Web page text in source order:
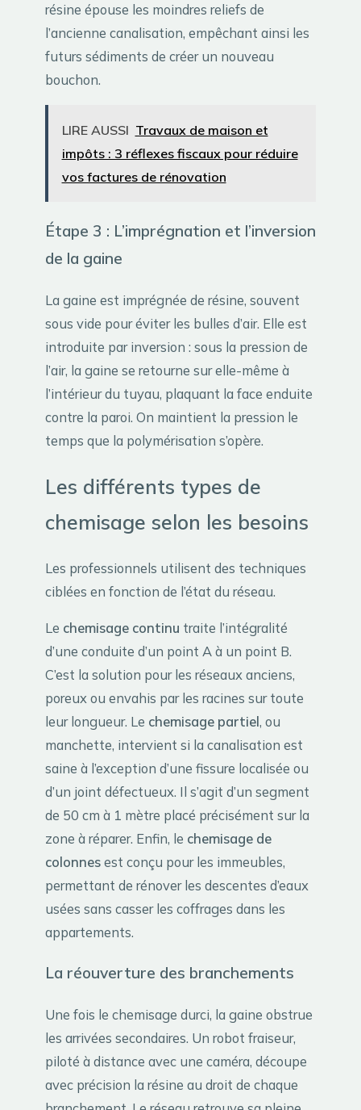
résine épouse les moindres reliefs de
l’ancienne canalisation, empêchant ainsi les
futurs sédiments de créer un nouveau
bouchon.
LIRE AUSSI Travaux de maison et
impôts : 3 réflexes fiscaux pour réduire
vos factures de rénovation
Étape 3 : L’imprégnation et l’inversion
de la gaine
La gaine est imprégnée de résine, souvent
sous vide pour éviter les bulles d’air. Elle est
introduite par inversion : sous la pression de
l’air, la gaine se retourne sur elle-même à
l’intérieur du tuyau, plaquant la face enduite
contre la paroi. On maintient la pression le
temps que la polymérisation s’opère.
Les différents types de
chemisage selon les besoins
Les professionnels utilisent des techniques
ciblées en fonction de l’état du réseau.
Le chemisage continu traite l’intégralité
d’une conduite d’un point A à un point B.
C’est la solution pour les réseaux anciens,
poreux ou envahis par les racines sur toute
leur longueur. Le chemisage partiel, ou
manchette, intervient si la canalisation est
saine à l’exception d’une fissure localisée ou
d’un joint défectueux. Il s’agit d’un segment
de 50 cm à 1 mètre placé précisément sur la
zone à réparer. Enfin, le chemisage de
colonnesest conçu pour les immeubles,
permettant de rénover les descentes d’eaux
usées sans casser les coffrages dans les
appartements.
La réouverture des branchements
Une fois le chemisage durci, la gaine obstrue
les arrivées secondaires. Un robot fraiseur,
piloté à distance avec une caméra, découpe
avec précision la résine au droit de chaque